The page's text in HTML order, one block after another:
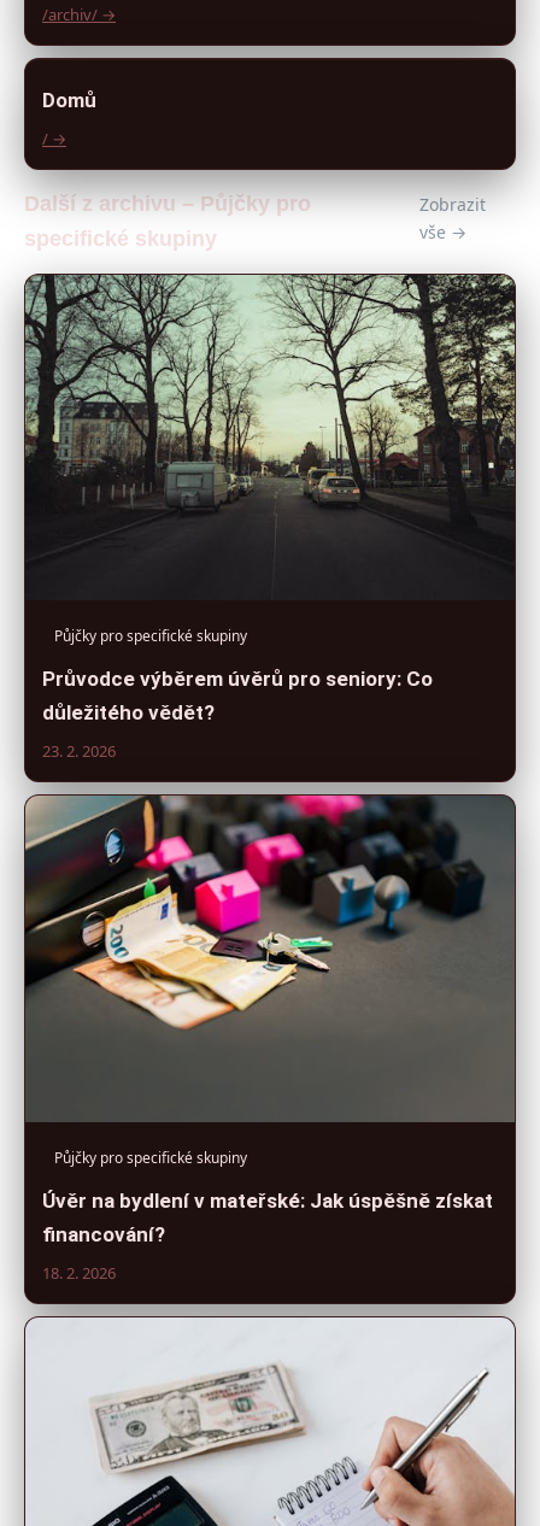
/archiv/ →
Domů
/ →
Další z archivu – Půjčky pro
specifické skupiny
Zobrazit
vše →
Půjčky pro specifické skupiny
Průvodce výběrem úvěrů pro seniory: Co
důležitého vědět?
23. 2. 2026
Půjčky pro specifické skupiny
Úvěr na bydlení v mateřské: Jak úspěšně získat
financování?
18. 2. 2026